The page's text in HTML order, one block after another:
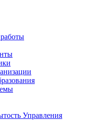
Управления